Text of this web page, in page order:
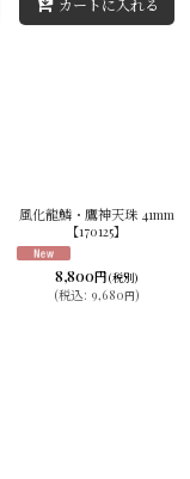
カートに入れる
風化龍鱗・鷹神天珠 41mm
【170125】
8,800円 (税別)
(税込: 9,680円)